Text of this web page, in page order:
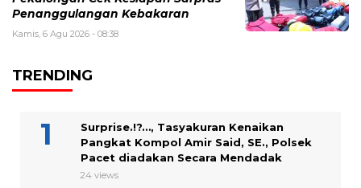
Penanggulangan Kebakaran
Kamis, 6 Agu 2026 - 08:38
TRENDING
Surprise.!?…, Tasyakuran Kenaikan
Pangkat Kompol Amir Said, SE., Polsek
Pacet diadakan Secara Mendadak
24 views